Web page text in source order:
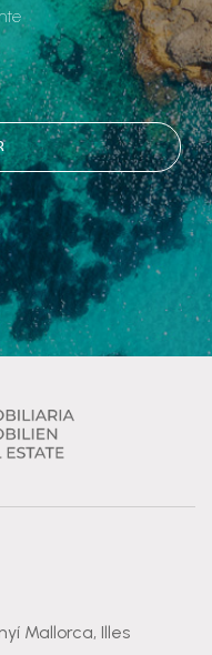
Mallorca, Illes